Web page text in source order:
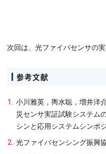
次回は、光ファイバセンサの
参考文献
小川雅英，輿水聡，増井洋
災センサ実証試験システム
シンと応用システムシンポ
光ファイバセンシング振興